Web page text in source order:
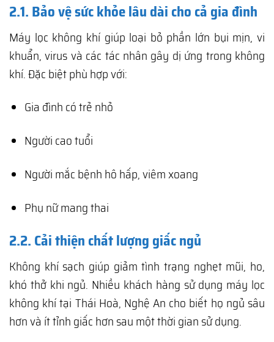
2.1. Bảo vệ sức khỏe lâu dài cho cả gia đình
Máy lọc không khí giúp loại bỏ phần lớn bụi mịn, vi
khuẩn, virus và các tác nhân gây dị ứng trong không
khí. Đặc biệt phù hợp với:
Gia đình có trẻ nhỏ
Người cao tuổi
Người mắc bệnh hô hấp, viêm xoang
Phụ nữ mang thai
2.2. Cải thiện chất lượng giấc ngủ
Không khí sạch giúp giảm tình trạng nghẹt mũi, ho,
khó thở khi ngủ. Nhiều khách hàng sử dụng máy lọc
không khí tại Thái Hoà, Nghệ An cho biết họ ngủ sâu
hơn và ít tỉnh giấc hơn sau một thời gian sử dụng.